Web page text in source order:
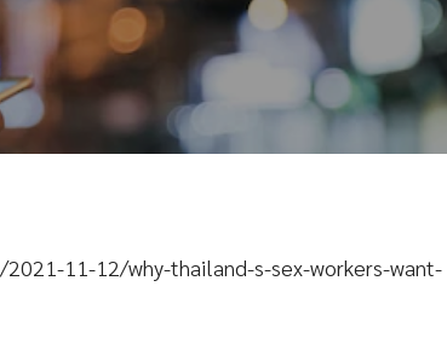
11-12/why-thailand-s-sex-workers-want-